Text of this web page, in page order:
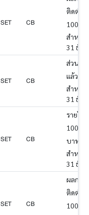
SET CB
ติดต่อ
100%
สำหรับ
31 ธัน
SET CB
ส่วนขอ
แล้ว
สำหรับ
31 ธัน
SET CB
รายได้
100 ล้
บาท
สำหรับ
31 ธัน
SET CB
ผลการ
ติดต่อ
100%